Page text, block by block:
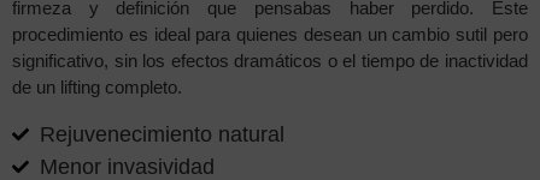
firmeza y definición que pensabas haber perdido. Este
procedimiento es ideal para quienes desean un cambio sutil pero
significativo, sin los efectos dramáticos o el tiempo de inactividad
de un lifting completo.
Rejuvenecimiento natural
Menor invasividad